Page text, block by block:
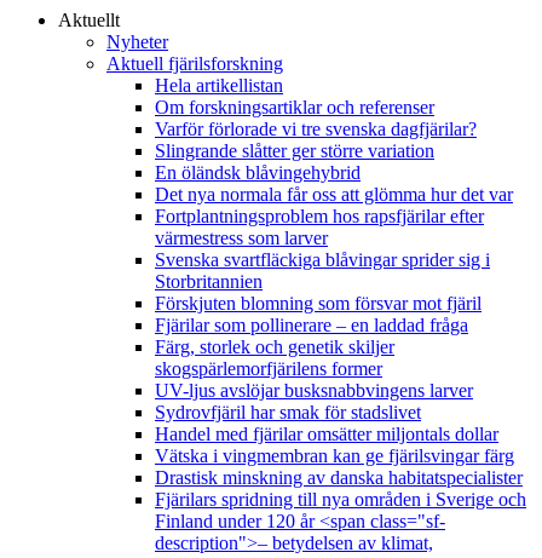
Aktuellt
Nyheter
Aktuell fjärilsforskning
Hela artikellistan
Om forskningsartiklar och referenser
Varför förlorade vi tre svenska dagfjärilar?
Slingrande slåtter ger större variation
En öländsk blåvingehybrid
Det nya normala får oss att glömma hur det var
Fortplantningsproblem hos rapsfjärilar efter
värmestress som larver
Svenska svartfläckiga blåvingar sprider sig i
Storbritannien
Förskjuten blomning som försvar mot fjäril
Fjärilar som pollinerare – en laddad fråga
Färg, storlek och genetik skiljer
skogspärlemorfjärilens former
UV-ljus avslöjar busksnabbvingens larver
Sydrovfjäril har smak för stadslivet
Handel med fjärilar omsätter miljontals dollar
Vätska i vingmembran kan ge fjärilsvingar färg
Drastisk minskning av danska habitatspecialister
Fjärilars spridning till nya områden i Sverige och
Finland under 120 år <span class="sf-
description">– betydelsen av klimat,